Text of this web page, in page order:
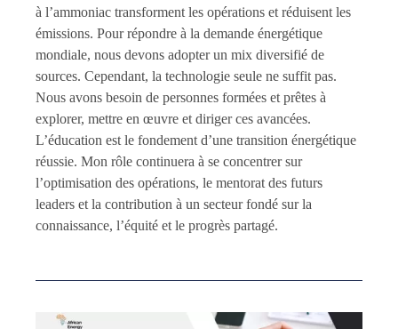
à l’ammoniac transforment les opérations et réduisent les
émissions. Pour répondre à la demande énergétique
mondiale, nous devons adopter un mix diversifié de
sources. Cependant, la technologie seule ne suffit pas.
Nous avons besoin de personnes formées et prêtes à
explorer, mettre en œuvre et diriger ces avancées.
L’éducation est le fondement d’une transition énergétique
réussie. Mon rôle continuera à se concentrer sur
l’optimisation des opérations, le mentorat des futurs
leaders et la contribution à un secteur fondé sur la
connaissance, l’équité et le progrès partagé.